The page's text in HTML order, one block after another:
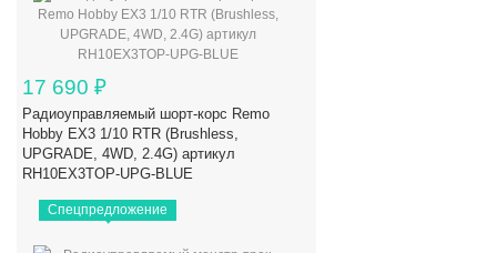
17 690 ₽
Радиоуправляемый шорт-корс Remo
Hobby EX3 1/10 RTR (Brushless,
UPGRADE, 4WD, 2.4G) артикул
RH10EX3TOP-UPG-BLUE
Спецпредложение